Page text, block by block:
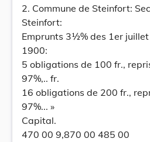
2. Commune de Steinfort:
Steinfort:
Emprunts 3½% des 1er
1900:
5 obligations de 100 fr.,
97%,.. fr.
16 obligations de 200 fr.,
97%... »
Capital.
470 00 9,870 00 485 00